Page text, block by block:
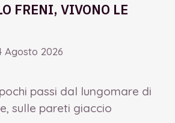
FRENI, VIVONO LE
Agosto 2026
passi dal lungomare di
sulle pareti giaccio